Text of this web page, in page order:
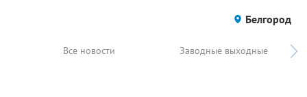
Белгород
Все новости Заводные выходные